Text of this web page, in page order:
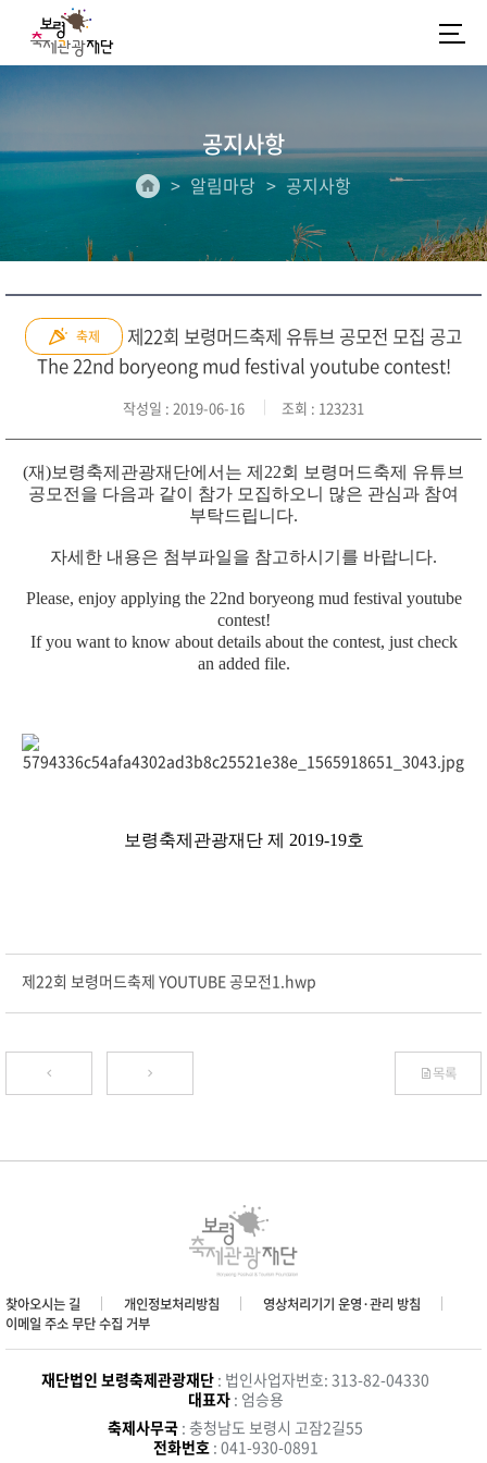
공지사항
알림마당 공지사항
축제
제22회 보령머드축제 유튜브 공모전 모집 공고
The 22nd boryeong mud festival youtube contest!
작성일 : 2019-06-16 조회 : 123231
(재)보령축제관광재단에서는 제22회 보령머드축제 유튜브
공모전을 다음과 같이 참가 모집하오니 많은 관심과 참여
부탁드립니다.
자세한 내용은 첨부파일을 참고하시기를 바랍니다.
Please, enjoy applying the 22nd boryeong mud festival youtube
contest!
If you want to know about details about the contest, just check
an added file.
보령축제관광재단 제 2019-19호
제22회 보령머드축제 YOUTUBE 공모전1.hwp
목록
찾아오시는 길 개인정보처리방침
영상처리기기 운영·관리 방침
이메일 주소 무단 수집 거부
재단법인 보령축제관광재단 : 법인사업자번호: 313-82-04330
대표자: 엄승용
축제사무국 : 충청남도 보령시 고잠2길55
전화번호 : 041-930-0891